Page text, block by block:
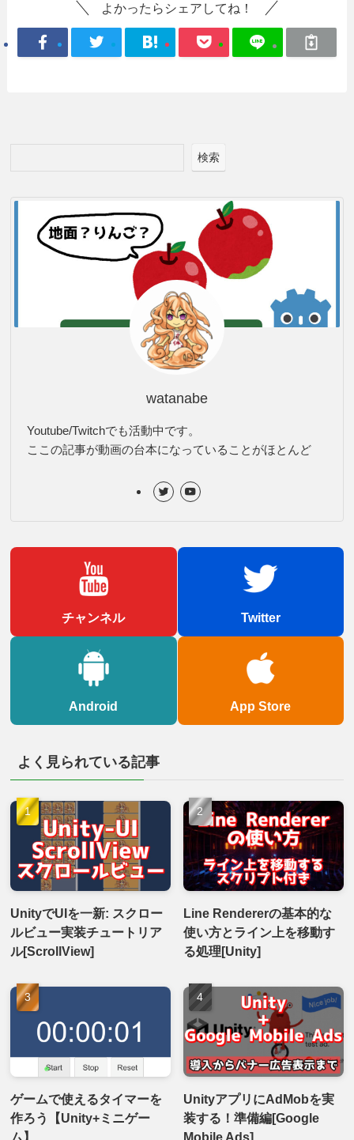
よかったらシェアしてね！
検索
watanabe
Youtube/Twitchでも活動中です。
ここの記事が動画の台本になっていることがほとんど
チャンネル Twitter
Android App Store
よく見られている記事
UnityでUIを一新: スクロー
ルビュー実装チュートリア
ル[ScrollView]
Line Rendererの基本的な
使い方とライン上を移動す
る処理[Unity]
ゲームで使えるタイマーを
作ろう【Unity+ミニゲー
ム】
UnityアプリにAdMobを実
装する！準備編[Google
Mobile Ads]